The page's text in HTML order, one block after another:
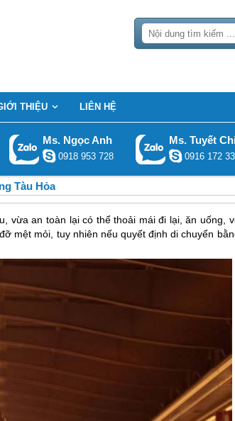
THIỆU LIÊN HỆ
Ms. Ngọc Anh
0918 953 728
Ms. Tuyết
0916 172
Tàu Hỏa
vừa an toàn lại có thể thoải mái đi lại, ăn uống,
mệt mỏi, tuy nhiên nếu quyết định di chuyển